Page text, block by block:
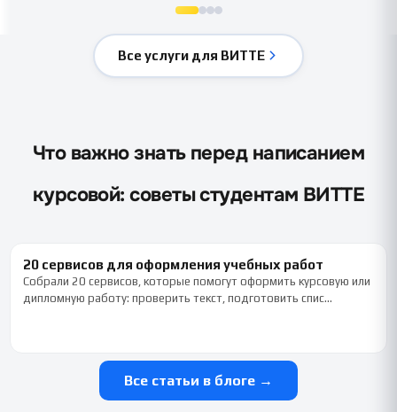
Все услуги для ВИТТЕ
Что важно знать перед написанием
курсовой: советы студентам ВИТТЕ
20 сервисов для оформления учебных работ
Собрали 20 сервисов, которые помогут оформить курсовую или
дипломную работу: проверить текст, подготовить спис…
Все статьи в блоге →